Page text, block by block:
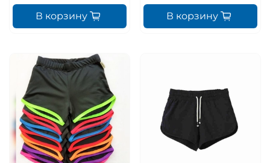
В корзину В корзину